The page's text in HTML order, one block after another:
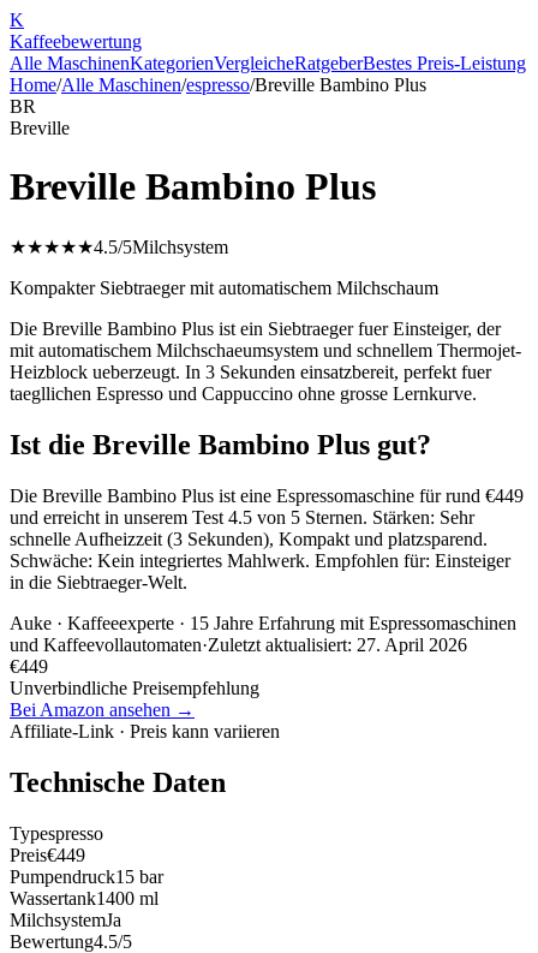
K
Kaffeebewertung
Alle MaschinenKategorienVergleicheRatgeberBestes Preis-Leistung
Home/Alle Maschinen/espresso/Breville Bambino Plus
BR
Breville
Breville Bambino Plus
★★★★★4.5/5Milchsystem
Kompakter Siebtraeger mit automatischem Milchschaum
Die Breville Bambino Plus ist ein Siebtraeger fuer Einsteiger, der
mit automatischem Milchschaeumsystem und schnellem Thermojet-
Heizblock ueberzeugt. In 3 Sekunden einsatzbereit, perfekt fuer
taegllichen Espresso und Cappuccino ohne grosse Lernkurve.
Ist die Breville Bambino Plus gut?
Die Breville Bambino Plus ist eine Espressomaschine für rund €449
und erreicht in unserem Test 4.5 von 5 Sternen. Stärken: Sehr
schnelle Aufheizzeit (3 Sekunden), Kompakt und platzsparend.
Schwäche: Kein integriertes Mahlwerk. Empfohlen für: Einsteiger
in die Siebtraeger-Welt.
Auke · Kaffeeexperte · 15 Jahre Erfahrung mit Espressomaschinen
und Kaffeevollautomaten·Zuletzt aktualisiert: 27. April 2026
€449
Unverbindliche Preisempfehlung
Bei Amazon ansehen →
Affiliate-Link · Preis kann variieren
Technische Daten
Typespresso
Preis€449
Pumpendruck15 bar
Wassertank1400 ml
MilchsystemJa
Bewertung4.5/5